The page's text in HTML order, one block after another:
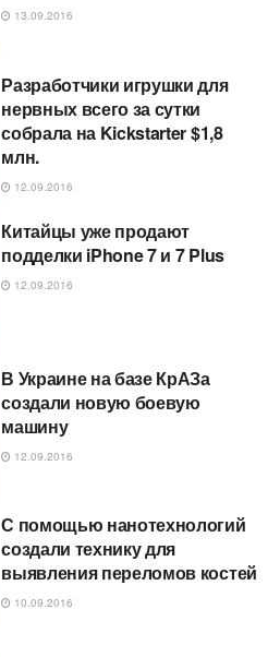
13.09.2016
Разработчики игрушки для
нервных всего за сутки
собрала на Kickstarter $1,8
млн.
12.09.2016
Китайцы уже продают
подделки iPhone 7 и 7 Plus
12.09.2016
В Украине на базе КрАЗа
создали новую боевую
машину
12.09.2016
С помощью нанотехнологий
создали технику для
выявления переломов костей
10.09.2016